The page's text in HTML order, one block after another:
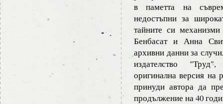
в паметта на
недостъпни за
тайните си
Бенбасат и Анна
архивни данни за
издателство
оригинална версия на
принуди автора да
продължение на 40